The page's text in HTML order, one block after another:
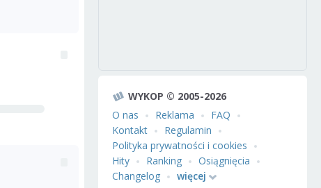
WYKOP © 2005-2026
O nas
Reklama
FAQ
Kontakt
Regulamin
Polityka prywatności i cookies
Hity
Ranking
Osiągnięcia
Changelog
więcej